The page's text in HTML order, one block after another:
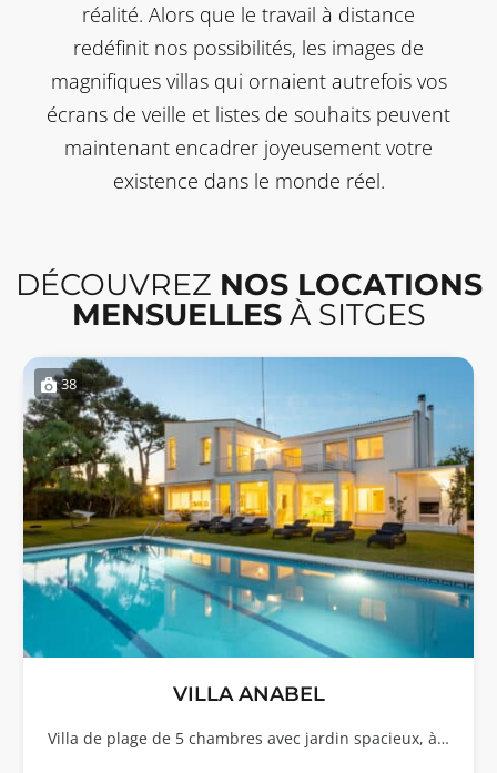
réalité. Alors que le travail à distance
redéfinit nos possibilités, les images de
magnifiques villas qui ornaient autrefois vos
écrans de veille et listes de souhaits peuvent
maintenant encadrer joyeusement votre
existence dans le monde réel.
DÉCOUVREZ NOS LOCATIONS
MENSUELLESÀ SITGES
38
VILLA ANABEL
Villa de plage de 5 chambres avec jardin spacieux, à…